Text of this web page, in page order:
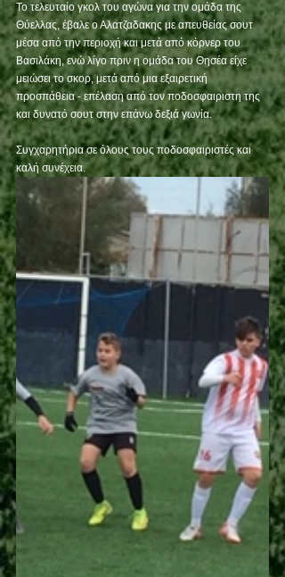
Το τελευταίο γκολ του αγώνα για την ομάδα της
Θύελλας, έβαλε ο Αλατζαδακης με απευθείας σουτ
μέσα από την περιοχή και μετά από κόρνερ του
Βασιλάκη, ενώ λίγο πριν η ομάδα του Θησέα είχε
μειώσει το σκορ, μετά από μια εξαιρετική
προσπάθεια - επέλαση από τον ποδοσφαιριστη της
και δυνατό σουτ στην επάνω δεξιά γωνία.
Συγχαρητήρια σε όλους τους ποδοσφαιριστές και
καλή συνέχεια.